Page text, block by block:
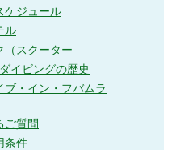
ケジュール
ル
（スクーター
イビングの歴史
ブ・イン・フバムラ
ご質問
条件